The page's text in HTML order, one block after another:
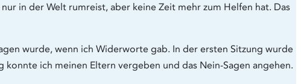
in der Welt rumreist, aber keine Zeit mehr zum Helfen hat. Das
wurde, wenn ich Widerworte gab. In der ersten Sitzung wurde
ich meinen Eltern vergeben und das Nein-Sagen angehen.